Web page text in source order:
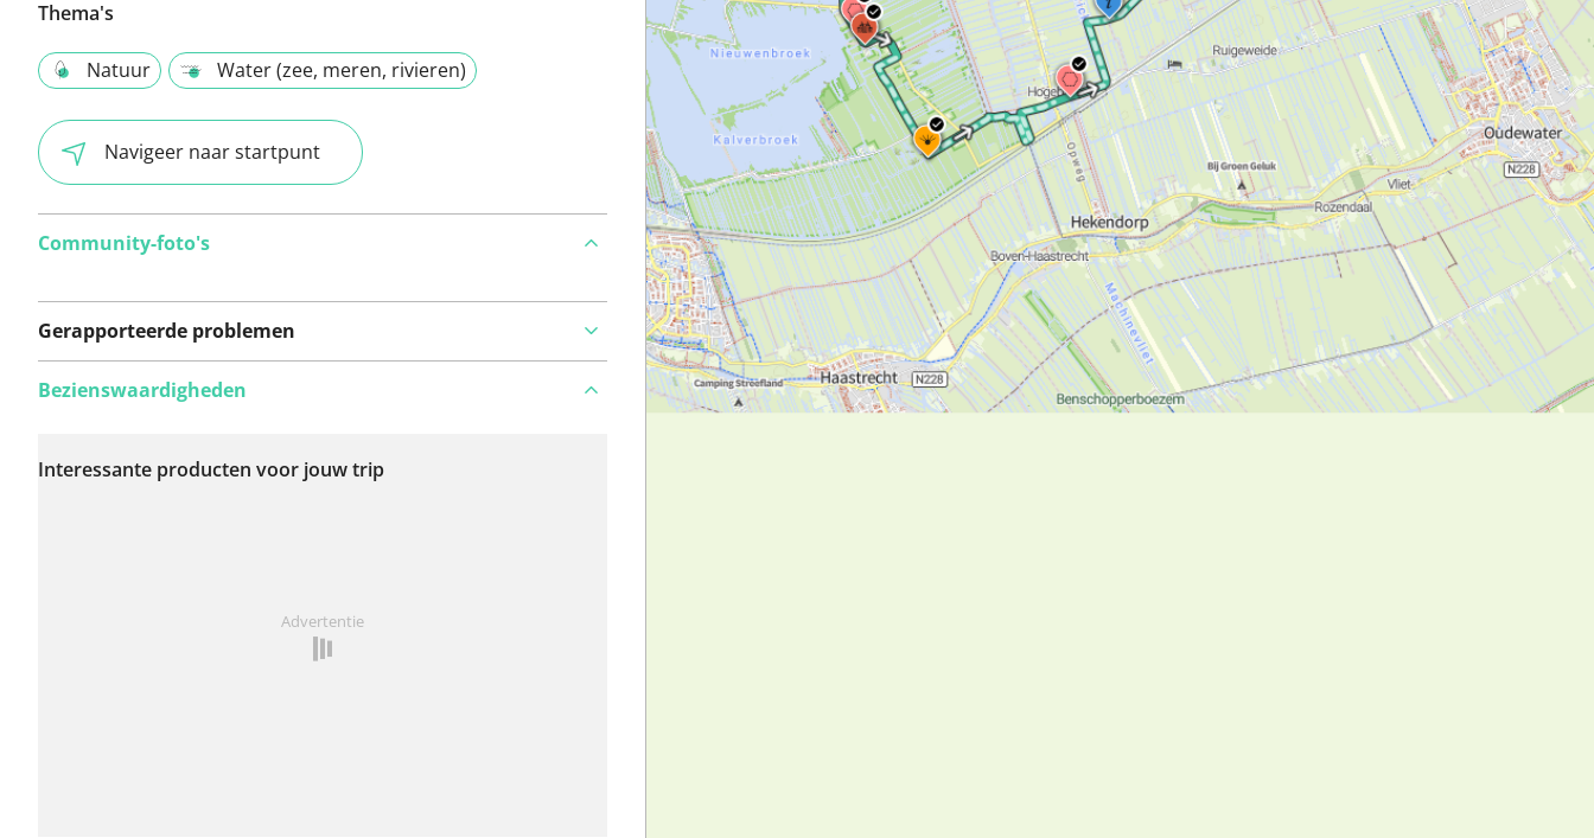
Thema's
Natuur Water (zee, meren, rivieren)
Navigeer naar startpunt
Community-foto's
Gerapporteerde problemen
problemen op deze
Bezienswaardigheden
Interessante producten voor jouw trip
Advertentie